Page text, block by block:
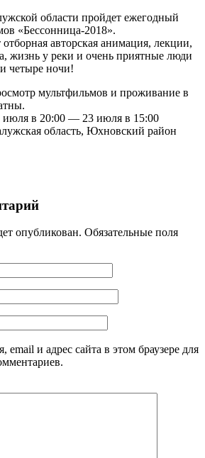
области пройдет ежегодный
«Бессонница-2018».
авторская анимация, лекции,
жизнь у реки и очень приятные люди
четыре ночи!
мультфильмов и проживание в
июля в 20:00 — 23 июля в 15:00
область, Юхновский район
опубликован. Обязательные поля
email и адрес сайта в этом браузере для